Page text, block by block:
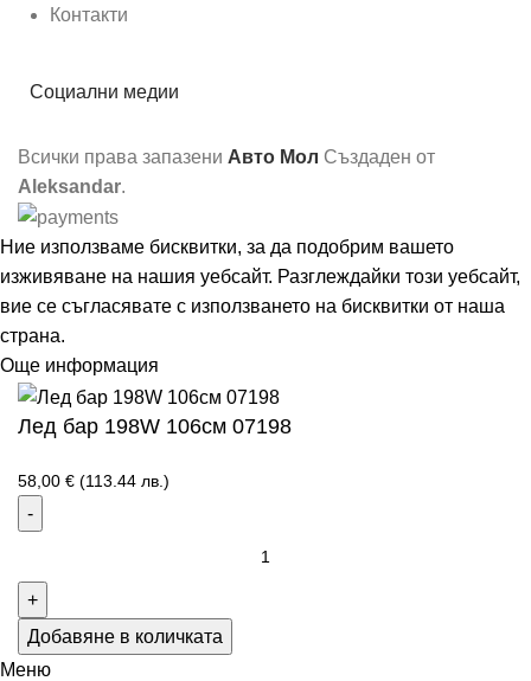
Контакти
Социални медии
Всички права запазени Авто Мол Създаден от
Aleksandar.
Ние използваме бисквитки, за да подобрим вашето
изживяване на нашия уебсайт. Разглеждайки този уебсайт,
вие се съгласявате с използването на бисквитки от наша
страна.
Още информация
Лед бар 198W 106см 07198
58,00 € (113.44 лв.)
Добавяне в количката
Меню